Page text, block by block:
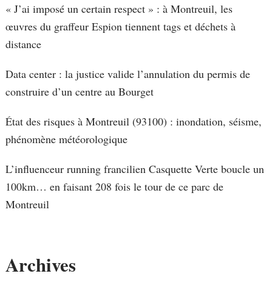
« J’ai imposé un certain respect » : à Montreuil, les
œuvres du graffeur Espion tiennent tags et déchets à
distance
Data center : la justice valide l’annulation du permis de
construire d’un centre au Bourget
État des risques à Montreuil (93100) : inondation, séisme,
phénomène météorologique
L’influenceur running francilien Casquette Verte boucle un
100km… en faisant 208 fois le tour de ce parc de
Montreuil
Archives